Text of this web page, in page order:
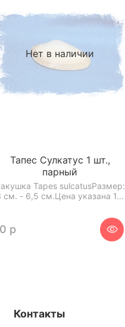
Нет в наличии
Тапес Сулкатус 1 шт.,
парный
Tapes sulcatusРазмер:
см. - 6,5 см.Цена указана 1...
р
Контакты